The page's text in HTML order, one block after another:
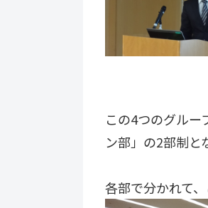
この4つのグルー
ン部」の2部制と
各部で分かれて